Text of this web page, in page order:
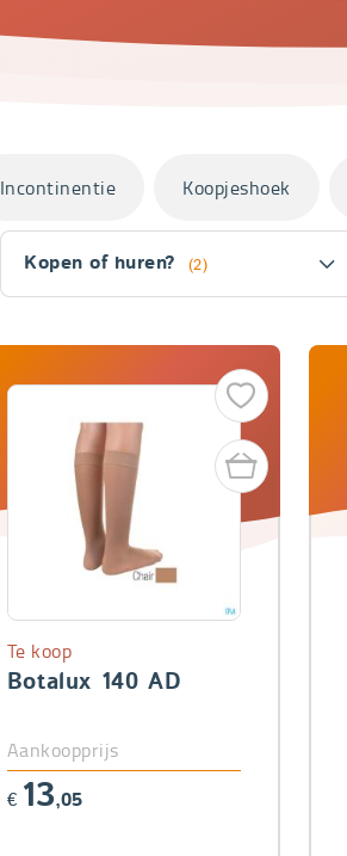
Kopen of huren? (2)
Incontinentie Koopjeshoek
Botalux 140 AD
Te koop
Aankoopprijs
€ 13,05